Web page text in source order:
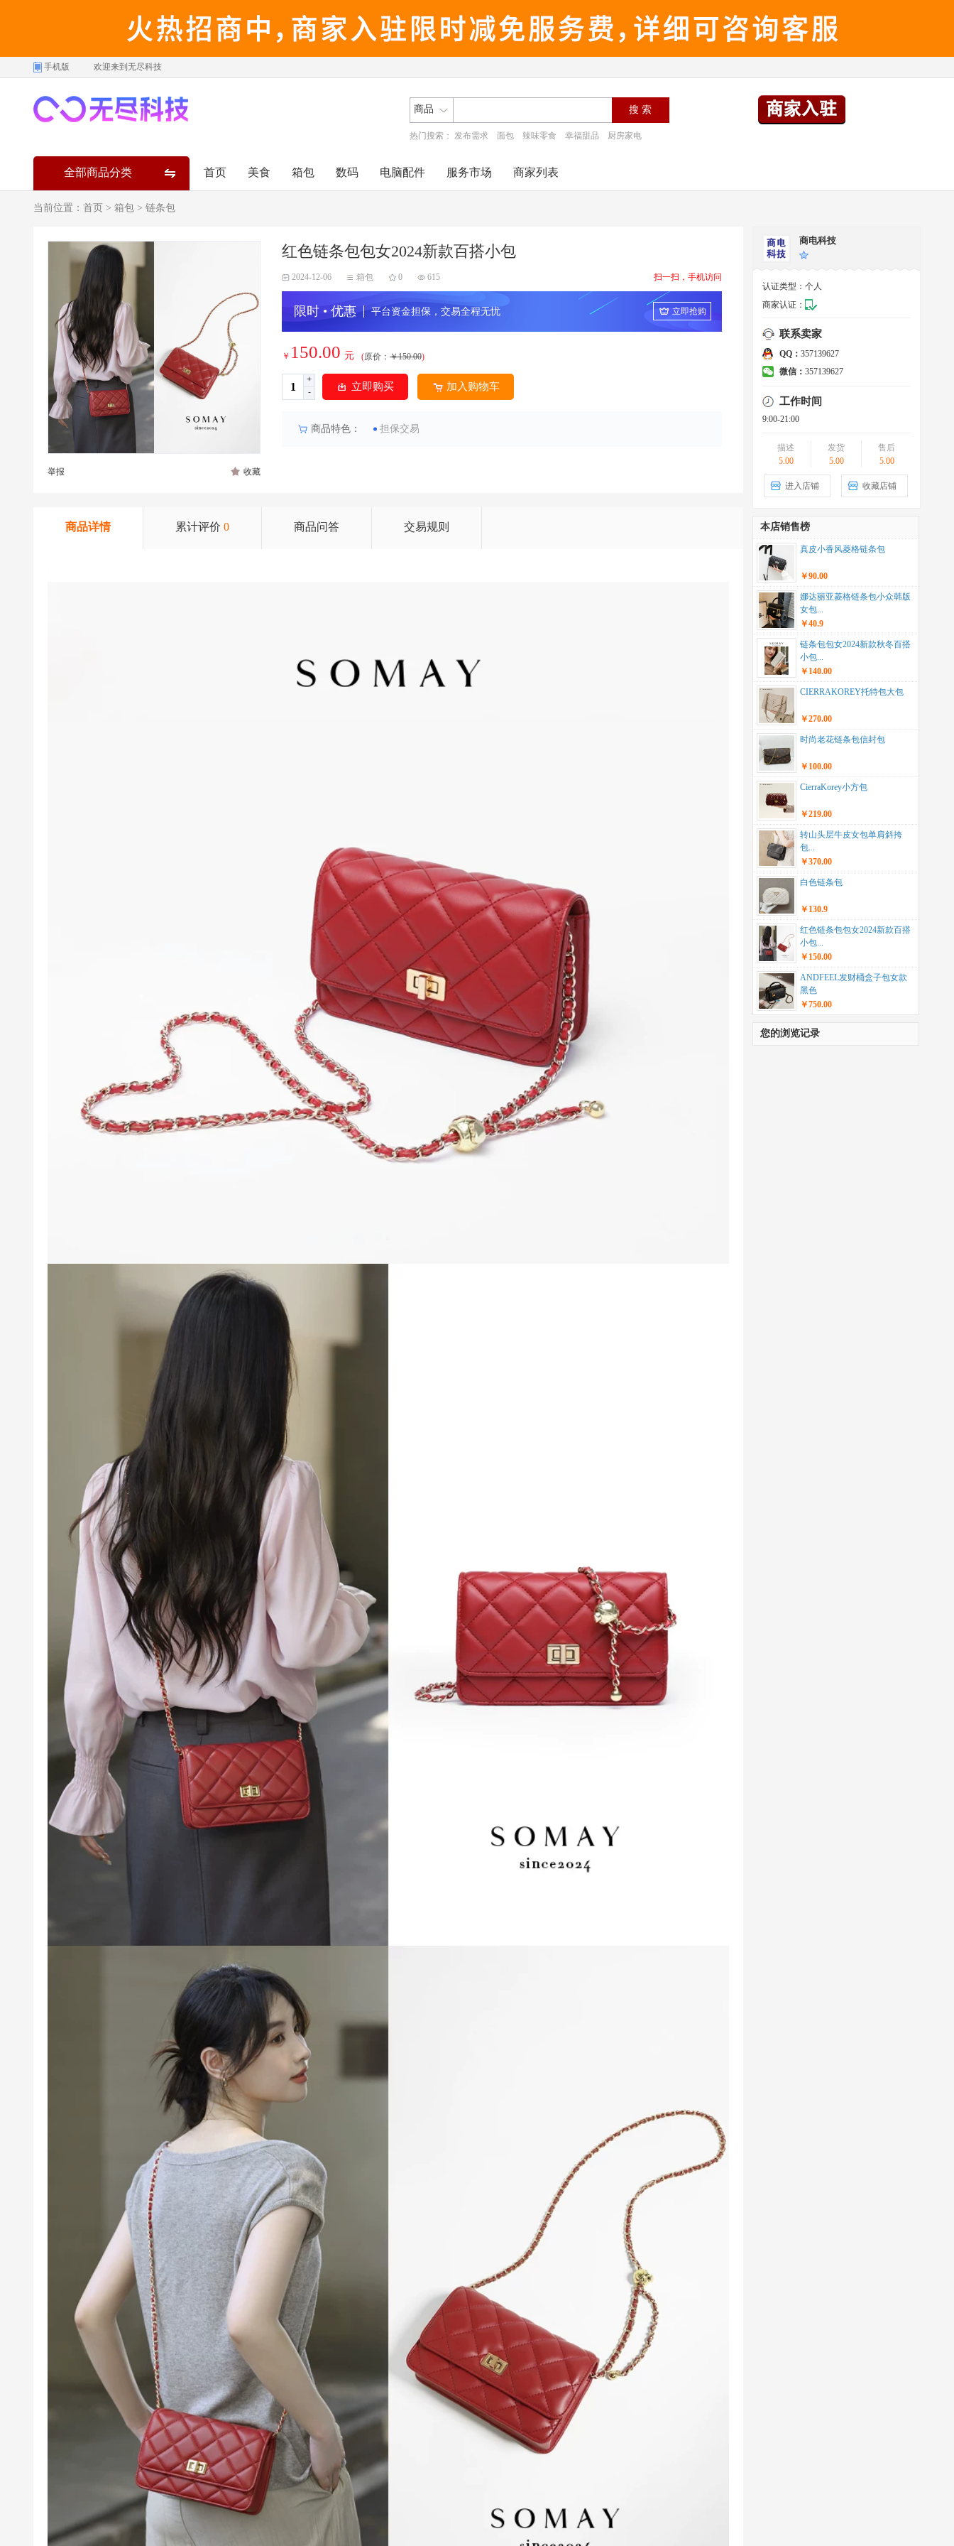
手机版 欢迎来到无尽科技
商品
热门搜索： 发布需求 面包 辣味零食 幸福甜品 厨房家电
全部商品分类 首页 美食 箱包 数码 电脑配件 服务市场 商家列表
当前位置： 首页 > 箱包 > 链条包
举报 收藏
红色链条包包女2024新款百搭小包
2024-12-06 箱包 0 615 扫一扫，手机访问
限时 • 优惠 平台资金担保，交易全程无忧 立即抢购
￥ 150.00 元 (原价： ￥150.00)
+
-
立即购买 加入购物车
商品特色： 担保交易
商品详情 累计评价 0 商品问答 交易规则
商电科技
认证类型： 个人
商家认证：
联系卖家
QQ： 357139627
微信： 357139627
工作时间
9:00-21:00
描述
5.00
发货
5.00
售后
5.00
进入店铺 收藏店铺
本店销售榜
真皮小香风菱格链条包
￥90.00
娜达丽亚菱格链条包小众韩版
女包...
￥40.9
链条包包女2024新款秋冬百搭
小包...
￥140.00
CIERRAKOREY托特包大包
￥270.00
时尚老花链条包信封包
￥100.00
CierraKorey小方包
￥219.00
转山头层牛皮女包单肩斜挎
包...
￥370.00
白色链条包
￥130.9
红色链条包包女2024新款百搭
小包...
￥150.00
ANDFEEL发财桶盒子包女款
黑色
￥750.00
您的浏览记录